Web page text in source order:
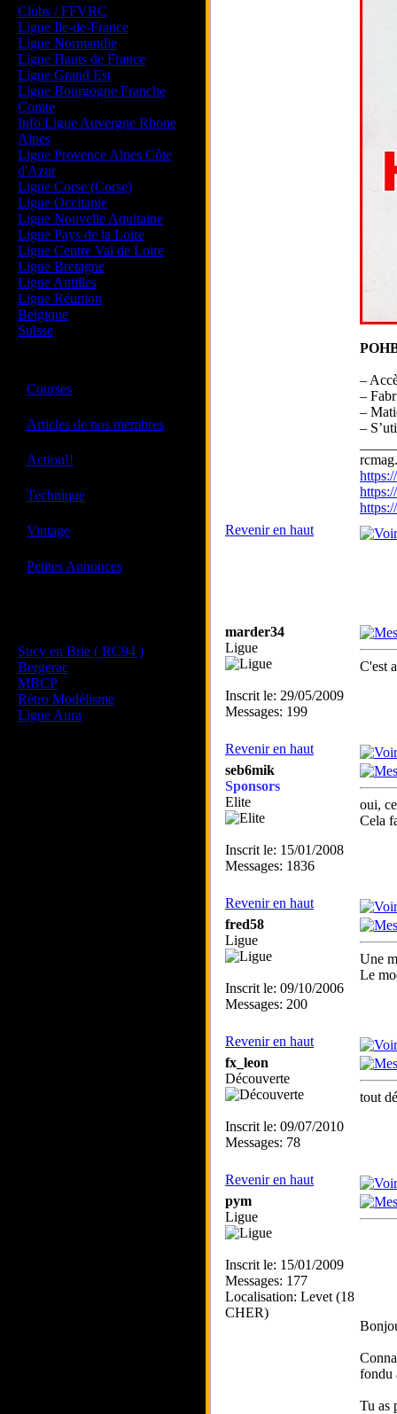
Clubs / FFVRC
Ligue Ile-de-France
Ligue Normandie
Ligue Hauts de France
Ligue Grand Est
Ligue Bourgogne Franche
Comte
Info Ligue Auvergne Rhone
Alpes
Ligue Provence Alpes Côte
d'Azur
Ligue Corse (Corse)
Ligue Occitanie
Ligue Nouvelle Aquitaine
Ligue Pays de la Loire
Ligue Centre Val de Loire
Ligue Bretagne
Ligue Antilles
Ligue Réunion
Belgique
Suisse
Courses
Articles de nos membres
Action!!
Technique
Vintage
Petites Annonces
Sucy en Brie ( RC94 )
Bergerac
MBCP
Rétro Modélisme
Ligue Aura
–
–
–
–
Revenir en haut
marder34
Ligue
Inscrit le: 29/05/2009
Messages: 199
C'est
Revenir en haut
seb6mik
Sponsors
Elite
Inscrit le: 15/01/2008
Messages: 1836
oui,
Cela
Revenir en haut
fred58
Ligue
Inscrit le: 09/10/2006
Messages: 200
Une
Le
Revenir en haut
fx_leon
Découverte
Inscrit le: 09/07/2010
Messages: 78
tout
Revenir en haut
pym
Ligue
Inscrit le: 15/01/2009
Messages: 177
Localisation: Levet (18
CHER)
fondu
Tu as